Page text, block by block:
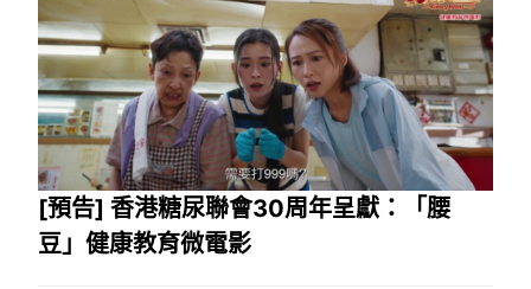
[預告] 香港糖尿聯會30周年呈獻：「腰
豆」健康教育微電影